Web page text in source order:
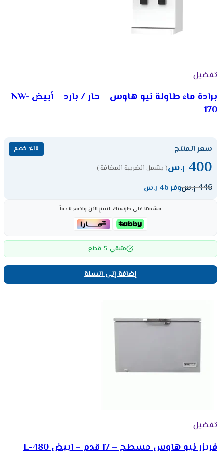
تفضيل
برادة ماء طاولة نيو هاوس – حار / بارد – أبيض NW-
170
سعر المنتج ٪10 خصم
400 ر.س( يشمل الضريبة المضافة )
446ر.سوفر 46 ر.س
قسّمها على طريقتك، اشترِ الآن وادفع لاحقاً
متبقي 5 قطع
إضافة إلى السلة
تفضيل
فريزر نيو هاوس مسطح – 17 قدم – ابيض 480-L